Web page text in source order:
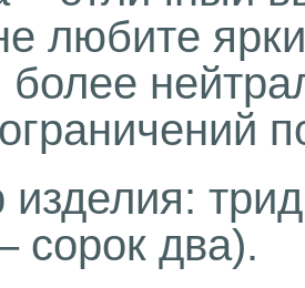
любите
сорок два).